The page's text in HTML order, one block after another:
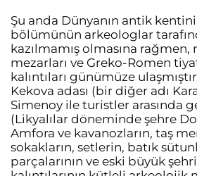
Şu anda Dünyanın antik
bölümünün arkeologlar
kazılmamış olmasına
mezarları ve Greko-Romen
kalıntıları günümüze
Kekova adası (bir diğer adı
Simenoy ile turistler arasında
(Likyalılar döneminde şehre
Amfora ve kavanozların, taş
sokakların, setlerin, batık
parçalarının ve eski büyük